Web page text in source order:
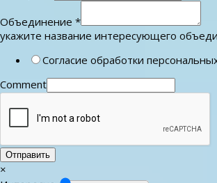
Объединение *
укажите название интересующего
Согласие обработки
Comment
Отправить
×